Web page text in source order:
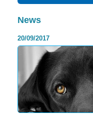
News
20/09/2017